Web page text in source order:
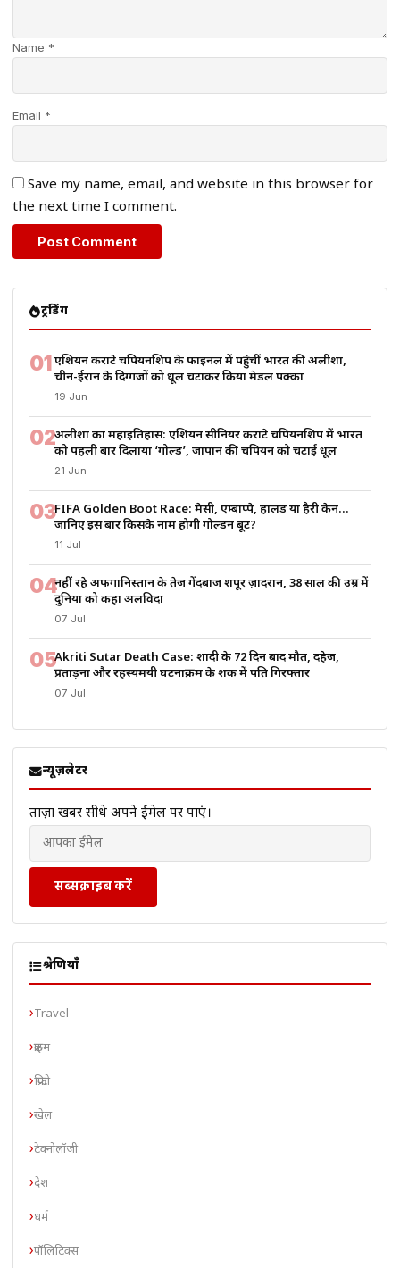
Name *
Email *
Save my name, email, and website in this browser for
the next time I comment.
ट्रेंडिंग
01एशियन कराटे चैंपियनशिप के फाइनल में पहुंचीं भारत की अलीशा,
चीन-ईरान के दिग्गजों को धूल चटाकर किया मेडल पक्का
19 Jun
02अलीशा का महाइतिहास: एशियन सीनियर कराटे चैंपियनशिप में भारत
को पहली बार दिलाया ‘गोल्ड’, जापान की चैंपियन को चटाई धूल
21 Jun
03FIFA Golden Boot Race: मेसी, एम्बाप्पे, हालैंड या हैरी केन…
जानिए इस बार किसके नाम होगी गोल्डन बूट?
11 Jul
04नहीं रहे अफगानिस्तान के तेज गेंदबाज शपूर ज़ादरान, 38 साल की उम्र में
दुनिया को कहा अलविदा
07 Jul
05Akriti Sutar Death Case: शादी के 72 दिन बाद मौत, दहेज,
प्रताड़ना और रहस्यमयी घटनाक्रम के शक में पति गिरफ्तार
07 Jul
न्यूज़लेटर
ताज़ा खबरें सीधे अपने ईमेल पर पाएं।
सब्सक्राइब करें
श्रेणियाँ
Travel
क्राइम
क्रिप्टो
खेल
टेक्नोलॉजी
देश
धर्म
पॉलिटिक्स